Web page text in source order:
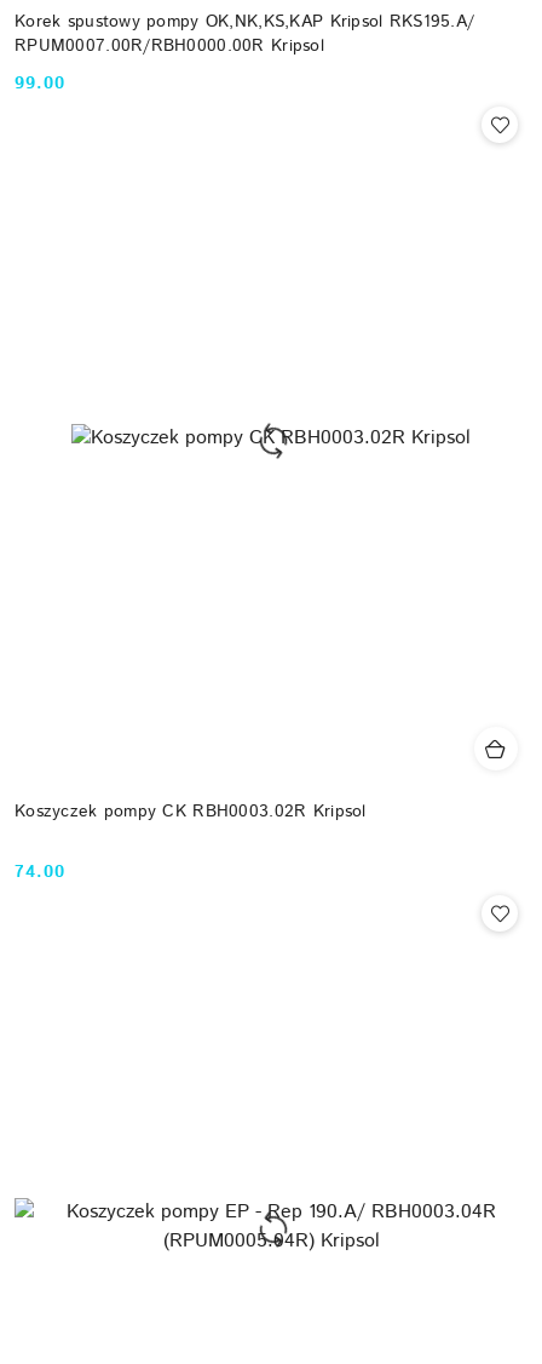
Korek spustowy pompy OK,NK,KS,KAP Kripsol RKS195.A/
RPUM0007.00R/RBH0000.00R Kripsol
Cena:
99.00
Koszyczek pompy CK RBH0003.02R Kripsol
Cena:
74.00